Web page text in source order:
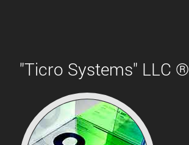
"Ticro Systems" LLC ®